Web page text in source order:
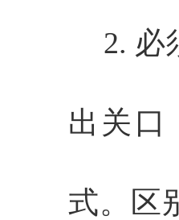
2. 必
出关口
式。区